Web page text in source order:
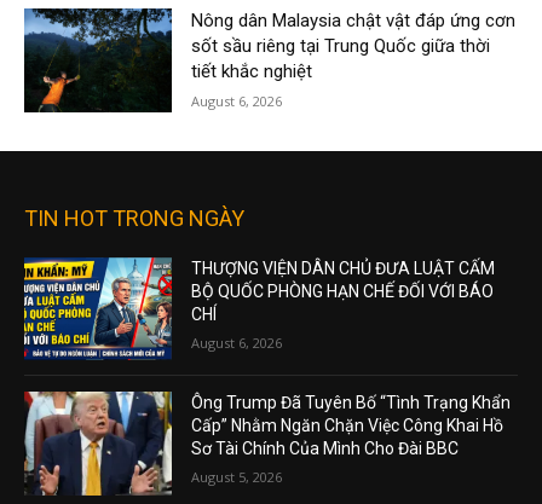
Nông dân Malaysia chật vật đáp ứng cơn
sốt sầu riêng tại Trung Quốc giữa thời
tiết khắc nghiệt
August 6, 2026
TIN HOT TRONG NGÀY
THƯỢNG VIỆN DÂN CHỦ ĐƯA LUẬT CẤM
BỘ QUỐC PHÒNG HẠN CHẾ ĐỐI VỚI BÁO
CHÍ
August 6, 2026
Ông Trump Đã Tuyên Bố “Tình Trạng Khẩn
Cấp” Nhằm Ngăn Chặn Việc Công Khai Hồ
Sơ Tài Chính Của Mình Cho Đài BBC
August 5, 2026